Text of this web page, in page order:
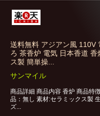
送料無料 アジアン風 110V
ろ 茶香炉 電気 日本香道 香
ス製 簡単操...
サンマイル
商品詳細 商品内容 香炉 商品特
品：無し 素材:セラミックス製
ズ...